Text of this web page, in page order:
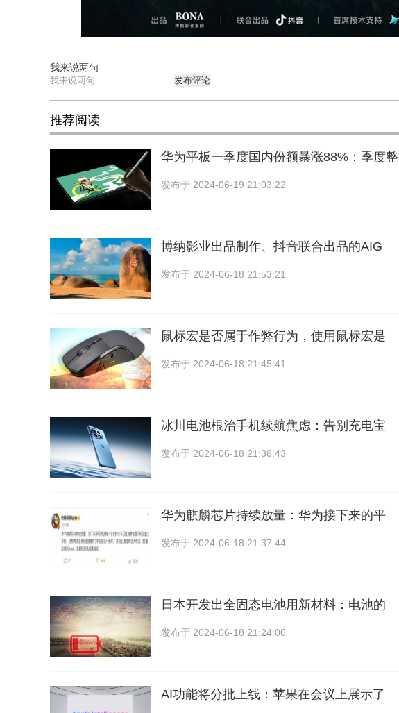
我来说两句
发布评论
推荐阅读
华为平板一季度国内份额暴涨88%：季度整
发布于 2024-06-19 21:03:22
博纳影业出品制作、抖音联合出品的AIG
发布于 2024-06-18 21:53:21
鼠标宏是否属于作弊行为，使用鼠标宏是
发布于 2024-06-18 21:45:41
冰川电池根治手机续航焦虑：告别充电宝
发布于 2024-06-18 21:38:43
华为麒麟芯片持续放量：华为接下来的平
发布于 2024-06-18 21:37:44
日本开发出全固态电池用新材料：电池的
发布于 2024-06-18 21:24:06
AI功能将分批上线：苹果在会议上展示了